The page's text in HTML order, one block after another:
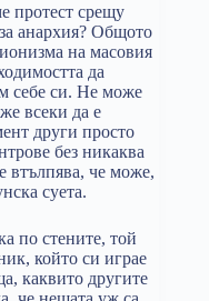
протест срещу
анархия? Общото
на масовия
да
себе си. Не може
всеки да е
други просто
без никаква
втълпява, че може,
суета.
по стените, той
който си играе
каквито другите